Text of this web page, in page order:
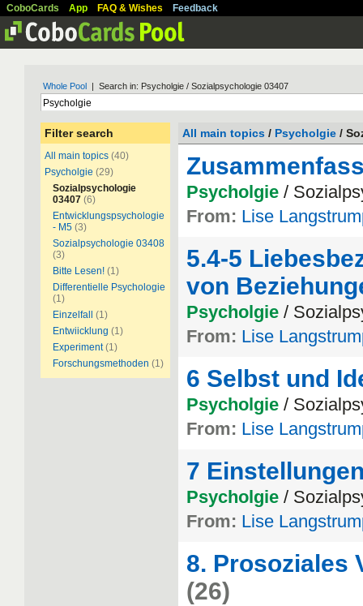
CoboCards App FAQ & Wishes Feedback
Whole Pool | Search in: Psycholgie / Sozialpsychologie 03407
Filter search
All main topics (40)
Psycholgie (29)
Sozialpsychologie
03407 (6)
Entwicklungspsychologie
- M5 (3)
Sozialpsychologie 03408
(3)
Bitte Lesen! (1)
Differentielle Psychologie
(1)
Einzelfall
(1)
Entwiicklung (1)
Experiment (1)
Forschungsmethoden (1)
All main topics / Psycholgie /
Psycholgie /
From: Lise
5.4-5
von
Psycholgie /
From: Lise
6 Selbst und
Psycholgie /
From: Lise
7
Psycholgie /
From: Lise
8. Prosoziales
(26)